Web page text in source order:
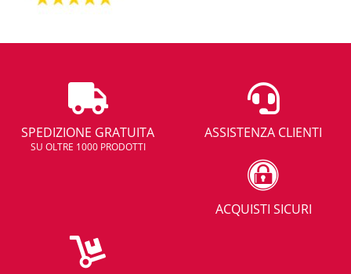
SPEDIZIONE GRATUITA
SU OLTRE 1000 PRODOTTI
ASSISTENZA CLIENTI
ACQUISTI SICURI